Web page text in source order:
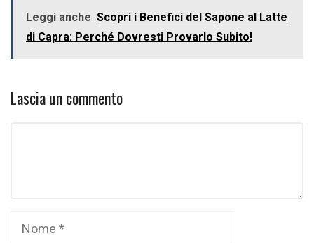
Leggi anche Scopri i Benefici del Sapone al Latte
di Capra: Perché Dovresti Provarlo Subito!
Lascia un commento